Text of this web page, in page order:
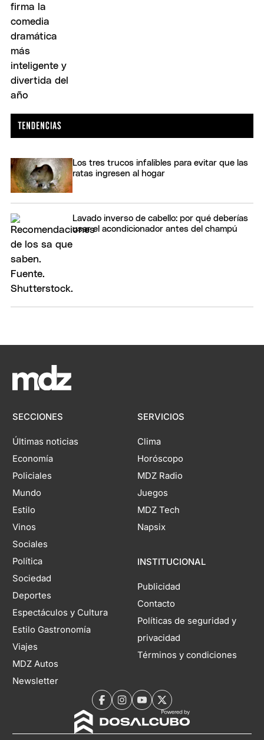
Los tres trucos infalibles para evitar que las
ratas ingresen al hogar
Lavado inverso de cabello: por qué deberías
usar el acondicionador antes del champú
SECCIONES
Últimas noticias
Economía
Policiales
Mundo
Estilo
Vinos
Sociales
Política
Sociedad
Deportes
Espectáculos y Cultura
Estilo Gastronomía
Viajes
MDZ Autos
Newsletter
SERVICIOS
Clima
Horóscopo
MDZ Radio
Juegos
MDZ Tech
Napsix
INSTITUCIONAL
Publicidad
Contacto
Políticas de seguridad y
privacidad
Términos y condiciones